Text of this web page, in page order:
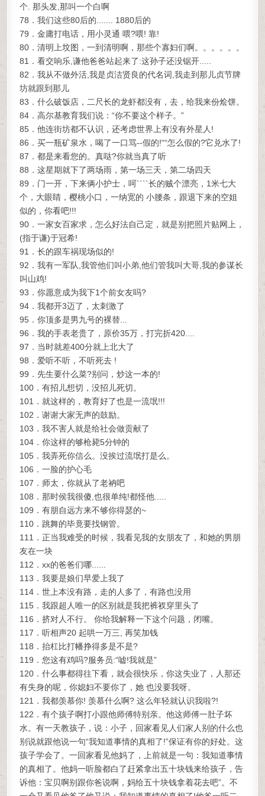
个. 那头发,那叫一个白啊
78．我们这些80后的....... 1880后的
79．金庸打电话，用小灵通 喂?喂! 靠!
80．清明上坟图，一到清明啊，那些个寡妇们啊。。。。。。
81．看交响乐,谦他爸爸站起来了:这孙子还没锯开.....
82．我从不做外活,我是贞洁贤良的代名词,我走到那儿贞节牌
坊就跟到那儿
83．什么破饭店，二尺长的龙虾都没有，去，给我来份烩饼。
84．高尔基教育我们说：“你不要这个样子。”
85．他连街坊都不认识，还考虑世界上有没有外星人!
86．买一瓶矿泉水，喝了一口骂--假的!““怎么假的?它兑水了!
87．都是来看您的。真哒?你就当真了听
88．这星期就下了两场雨，第一场三天，第二场四天
89．门一开，下来俩小护士，呵````长的贼个漂亮，1米七大
个，大眼睛，樱桃小口，一纳宽的 小腰条，跟退下来的空姐
似的，你看吧!!!
90．一家女百家求，怎么好法自己定，就是别把照片贴网上，
(指于谦)于冠希!
91．长的跟车祸现场似的!
92．我有一军队,我管他们叫小弟,他们管我叫大哥,我的参谋长
叫山鸡!
93．你愿意成为我下1个前女友吗?
94．我都开3迈了，太刺激了
95．你顶多是男九号的裸替...
96．我的手表老贵了，原价35万，打完折420....
97．当时就差400分就上北大了
98．爱听不听，不听死去 !
99．先生要什么菜?别问，炒这一本的!
100．有招儿想切，没招儿死切。
101．就这样的，教育好了也是一流氓!!!
102．谢谢大家无声的鼓励。
103．我不害人就是给社会做贡献了
104．你这样的够枪毙5分钟的
105．我弄死你信么。没挨过流氓打是么。
106．一脸的护心毛
107．师太，你就从了老衲吧
108．那时侯我很傻,也很单纯!都怪他.....
109．有朋自远方来不够你得瑟的~
110．跳舞的毕竟要找钢管。
111．正当我难受的时候，我看见我的女朋友了，和她的男朋
友在一块
112．xx的爸爸们哪......
113．我要是娘们早爱上我了
114．世上本没有路，走的人多了，有路也没用
115．我跟超人唯一的区别就是我把裤衩穿里头了
116．挤对人不行。 你给我解释一下这个问题，闭嘴。
117．听相声20 起哄一万三, 再笑加钱
118．抬杠比打幡挣得多是不是?
119．您这有鸡吗?服务员:“嘘!我就是”
120．什么事都得往下看，就会很快乐，你这失业了，人那还
有失身的呢，你媳妇不要你了，她 也没要我呀。
121．我都羡慕你! 羡慕什么啊? 这么年轻就认识我啦?!
122．有个孩子啊打小跟他师傅特别亲。他这师傅一肚子坏
水。有一天教孩子，说：小子，回家看见人们家人别的什么也
别说就跟他说一句“我知道事情的真相了!”保证有你的好处。这
孩子学会了。一回家看见他妈了，上前就是一句：我知道事情
的真相了。他妈一听脸都白了赶紧拿出五十块钱来给孩子，告
诉他：宝贝啊别跟你爸说啊，妈给五十块钱拿着花去吧”。不